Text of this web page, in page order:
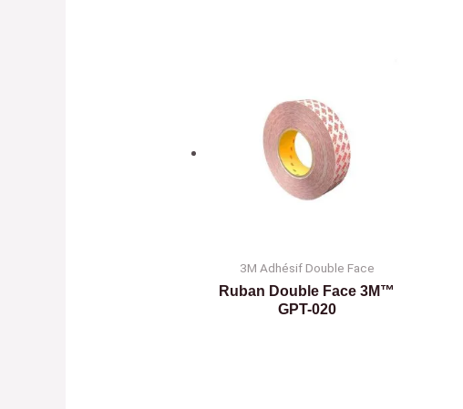
3M Adhésif Double Face
Ruban Double Face 3M™
GPT-020